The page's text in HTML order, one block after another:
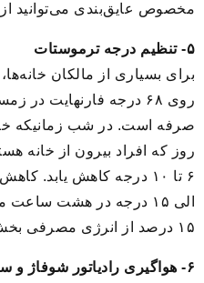
مخصوص عایق‌بندی می‌توانید از
۵- تنظیم درجه ترموستات
برای بسیاری از مالکان
روی ۶۸ درجه فارنهایت
صرفه است. در شب زمانیکه
روز که افراد بیرون از خانه
۱۵ درصد از انرژی مصرفی بخش خانگی شود.
۶- هواگیری رادیاتور شوفاژ و سرویس پکیج